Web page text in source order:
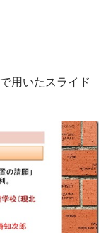
で用いたスライド